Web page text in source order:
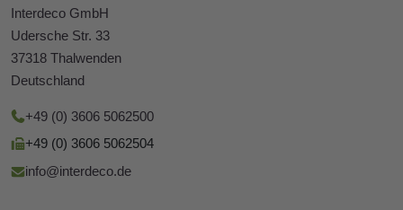
Interdeco GmbH
Udersche Str. 33
37318 Thalwenden
Deutschland
+49 (0) 3606 5062500
+49 (0) 3606 5062504
info@interdeco.de